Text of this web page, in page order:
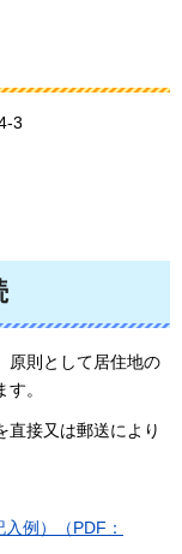
3
原則として居住地の
。
直接又は郵送により
例）（PDF：